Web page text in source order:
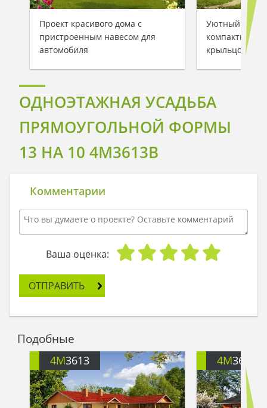
Проект красивого дома с
пристроенным навесом для
автомобиля
Уютный
компактного
крыльцом и
ОДНОЭТАЖНАЯ УСАДЬБА
ПРЯМОУГОЛЬНОЙ ФОРМЫ
13 НА 10 4M3613B
Комментарии
Ваша оценка:
ОТПРАВИТЬ
Подобные
4M3613 4M3613A